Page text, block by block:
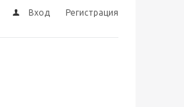
Вход Регистрация